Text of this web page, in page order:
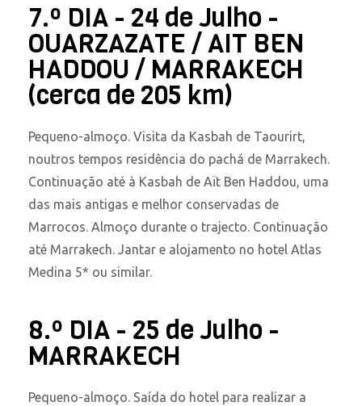
7.º DIA - 24 de Julho -
OUARZAZATE / AIT BEN
HADDOU / MARRAKECH
(cerca de 205 km)
Pequeno-almoço. Visita da Kasbah de Taourirt,
noutros tempos residência do pachá de Marrakech.
Continuação até à Kasbah de Aït Ben Haddou, uma
das mais antigas e melhor conservadas de
Marrocos. Almoço durante o trajecto. Continuação
até Marrakech. Jantar e alojamento no hotel Atlas
Medina 5* ou similar.
8.º DIA - 25 de Julho -
MARRAKECH
Pequeno-almoço. Saída do hotel para realizar a